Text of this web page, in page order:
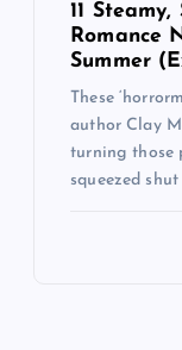
11
Romance
Summer
These
author Clay
turning those
squeezed